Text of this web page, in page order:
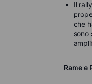
Il
che
sono
Rame e